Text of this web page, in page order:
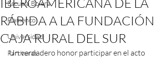
Escuela Bolera
Flamenco
Universidad
Partituras
RÁBIDA A LA FUNDACIÓN
CAJA RURAL DEL SUR
Un verdadero honor participar en el acto